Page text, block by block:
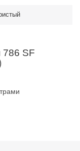
786 SF